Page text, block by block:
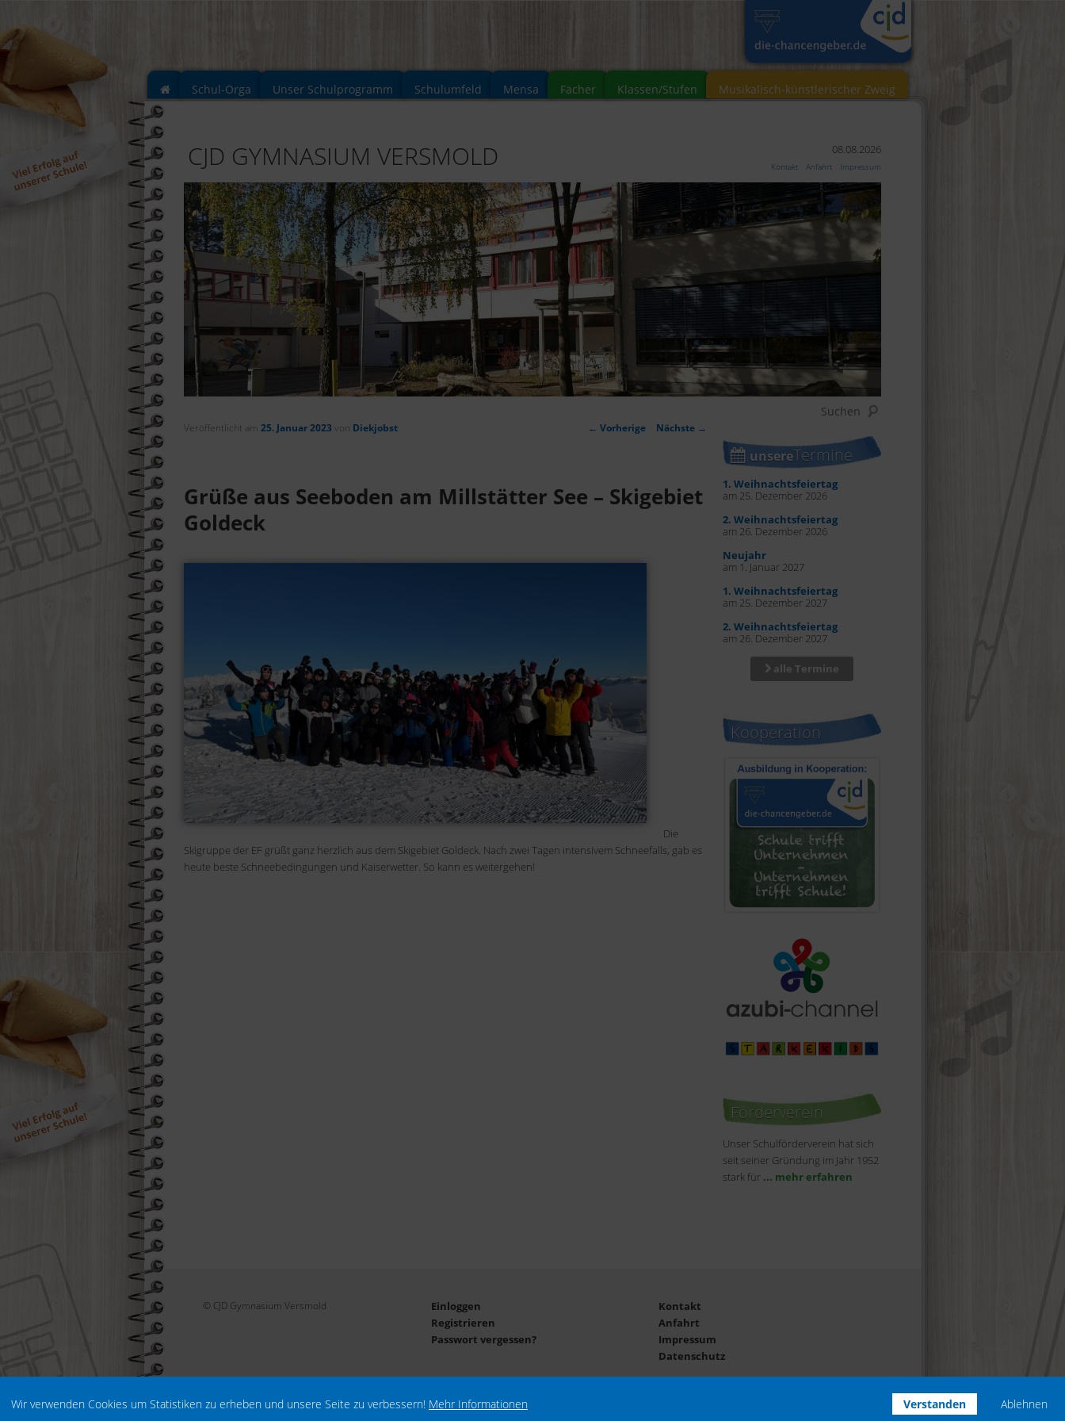
Wir verwenden Cookies um Statistiken zu erheben und unsere Seite zu verbessern! Mehr Informationen Verstanden Ablehnen
Schul-Orga Unser Schulprogramm Schulumfeld Mensa Fächer Klassen/Stufen Musikalisch-künstlerischer Zweig
CJD GYMNASIUM VERSMOLD 08.08.2026
Kontakt Anfahrt Impressum
Artikelnavigation
← Vorherige Nächste →
Grüße aus Seeboden am Millstätter See – Skigebiet
Goldeck
Veröffentlicht am 25. Januar 2023von Diekjobst
Die
Skigruppe der EF grüßt ganz herzlich aus dem Skigebiet Goldeck. Nach zwei Tagen intensivem Schneefalls, gab es
heute beste Schneebedingungen und Kaiserwetter. So kann es weitergehen!
unsereTermine
1. Weihnachtsfeiertag
am 25. Dezember 2026
2. Weihnachtsfeiertag
am 26. Dezember 2026
Neujahr
am 1. Januar 2027
1. Weihnachtsfeiertag
am 25. Dezember 2027
2. Weihnachtsfeiertag
am 26. Dezember 2027
alle Termine
Kooperation
Förderverein
Unser Schulförderverein hat sich
seit seiner Gründung im Jahr 1952
stark für ... mehr erfahren
© CJD Gymnasium Versmold
Einloggen
Registrieren
Passwort vergessen?
Kontakt
Anfahrt
Impressum
Datenschutz